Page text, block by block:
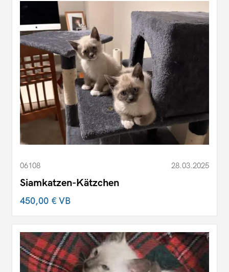
06108 28.03.2025
Siamkatzen-Kätzchen
450,00 €VB